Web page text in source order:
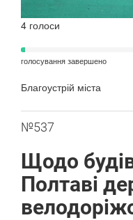
4 голоси
голосування завершено
Благоустрій міста
№537
Щодо
Полтаві